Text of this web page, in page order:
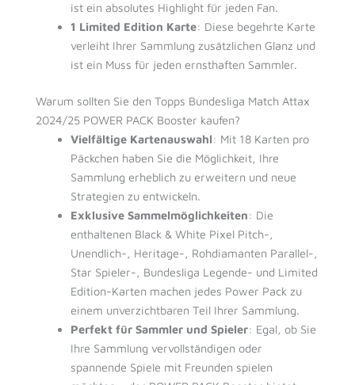
ist ein absolutes Highlight für jeden Fan.
1 Limited Edition Karte: Diese begehrte Karte
verleiht Ihrer Sammlung zusätzlichen Glanz und
ist ein Muss für jeden ernsthaften Sammler.
Warum sollten Sie den Topps Bundesliga Match Attax
2024/25 POWER PACK Booster kaufen?
Vielfältige Kartenauswahl: Mit 18 Karten pro
Päckchen haben Sie die Möglichkeit, Ihre
Sammlung erheblich zu erweitern und neue
Strategien zu entwickeln.
Exklusive Sammelmöglichkeiten: Die
enthaltenen Black & White Pixel Pitch-,
Unendlich-, Heritage-, Rohdiamanten Parallel-,
Star Spieler-, Bundesliga Legende- und Limited
Edition-Karten machen jedes Power Pack zu
einem unverzichtbaren Teil Ihrer Sammlung.
Perfekt für Sammler und Spieler: Egal, ob Sie
Ihre Sammlung vervollständigen oder
spannende Spiele mit Freunden spielen